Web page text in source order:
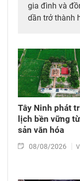
gia đình và
dần trở thành
Tây Ninh phát
lịch bền vững
sản văn hóa
08/08/2026